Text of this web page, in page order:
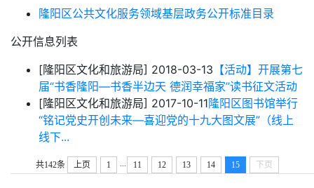
隆阳区公共文化服务领域基层政务公开标准目录
公开信息列表
[隆阳区文化和旅游局] 2018-03-13 【活动】开展第七
届“书香隆阳—书香半边天 德润幸福家”读书征文活动
[隆阳区文化和旅游局] 2017-10-11隆阳区图书馆举行
“铭记党史开创未来—喜迎党的十九大图文展”（线上
线下...
共142条 上页 1 ... 11 12 13 14 15 下页